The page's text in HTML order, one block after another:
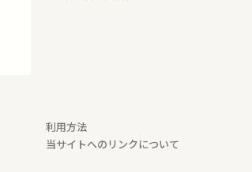
利用方法
当サイトへのリンクについて